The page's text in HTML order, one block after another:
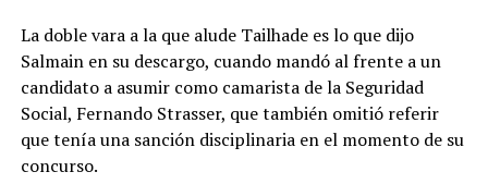
La doble vara a la que alude Tailhade es lo que dijo
Salmain en su descargo, cuando mandó al frente a un
candidato a asumir como camarista de la Seguridad
Social, Fernando Strasser, que también omitió referir
que tenía una sanción disciplinaria en el momento de su
concurso.